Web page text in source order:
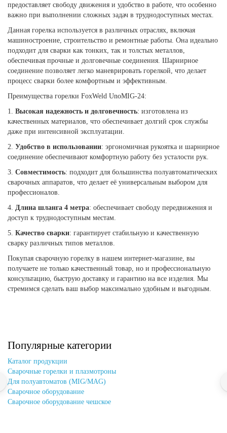
предоставляет свободу движения и удобство в работе, что особенно
важно при выполнении сложных задач в труднодоступных местах.
Данная горелка используется в различных отраслях, включая
машиностроение, строительство и ремонтные работы. Она идеально
подходит для сварки как тонких, так и толстых металлов,
обеспечивая прочные и долговечные соединения. Шарнирное
соединение позволяет легко маневрировать горелкой, что делает
процесс сварки более комфортным и эффективным.
Преимущества горелки FoxWeld UnoMIG-24:
1. Высокая надежность и долговечность: изготовлена из
качественных материалов, что обеспечивает долгий срок службы
даже при интенсивной эксплуатации.
2. Удобство в использовании: эргономичная рукоятка и шарнирное
соединение обеспечивают комфортную работу без усталости рук.
3. Совместимость: подходит для большинства полуавтоматических
сварочных аппаратов, что делает её универсальным выбором для
профессионалов.
4. Длина шланга 4 метра: обеспечивает свободу передвижения и
доступ к труднодоступным местам.
5. Качество сварки: гарантирует стабильную и качественную
сварку различных типов металлов.
Покупая сварочную горелку в нашем интернет-магазине, вы
получаете не только качественный товар, но и профессиональную
консультацию, быструю доставку и гарантию на все изделия. Мы
стремимся сделать ваш выбор максимально удобным и выгодным.
Популярные категории
Каталог продукции
Cварочные горелки и плазмотроны
Для полуавтоматов (MIG/MAG)
Сварочное оборудование
Сварочное оборудование чешское